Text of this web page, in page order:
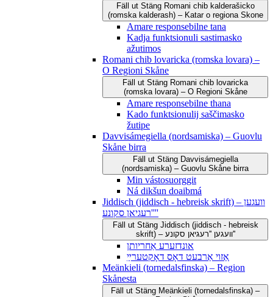
Fäll ut Stäng Romani chib kalderašicko
(romska kalderash) – Katar o regiona Skone
Amare responsebilne tana
Kadja funktsionuli sastimasko
ažutimos
Romani chib lovaricka (romska lovara) –
O Regioni Skåne
Fäll ut Stäng Romani chib lovaricka
(romska lovara) – O Regioni Skåne
Amare responsebilne thana
Kado funktsionulij saščimasko
žutipe
Davvisámegiella (nordsamiska) – Guovlu
Skåne birra
Fäll ut Stäng Davvisámegiella
(nordsamiska) – Guovlu Skåne birra
Min vástosuorggit
Ná dikšun doaibmá
Jiddisch (jiddisch - hebreisk skrift) – וועגען
''רעגיאן סקונע''
Fäll ut Stäng Jiddisch (jiddisch - hebreisk
skrift) – וועגען ''רעגיאן סקונע''
אונדזערע אַחריותן
אַזוי אַרבעט דאָס דאָקטערײַ
Meänkieli (tornedalsfinska) – Region
Skånesta
Fäll ut Stäng Meänkieli (tornedalsfinska) –